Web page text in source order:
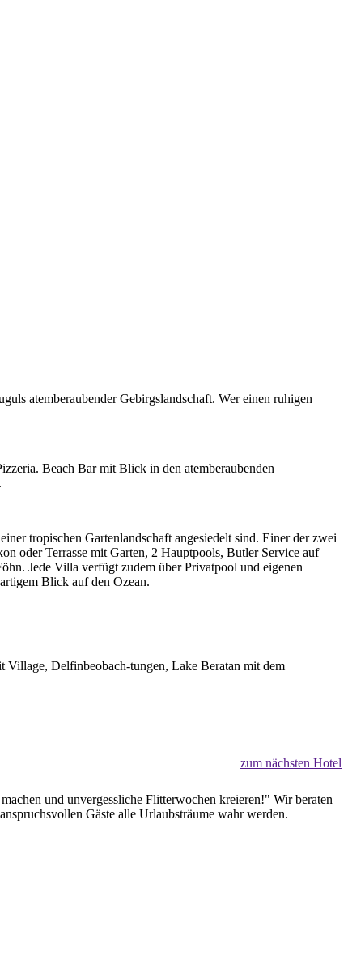
atemberaubender Gebirgslandschaft. Wer einen ruhigen
Beach Bar mit Blick in den atemberaubenden
tropischen Gartenlandschaft angesiedelt sind. Einer der zwei
oder Terrasse mit Garten, 2 Hauptpools, Butler Service auf
Jede Villa verfügt zudem über Privatpool und eigenen
Blick auf den Ozean.
Village, Delfinbeobach-tungen, Lake Beratan mit dem
zum nächsten Hotel
und unvergessliche Flitterwochen kreieren!" Wir beraten
Gäste alle Urlaubsträume wahr werden.